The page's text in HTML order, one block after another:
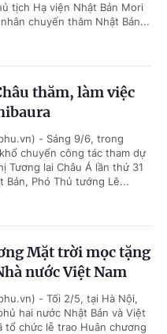
tịch Hạ viện Nhật Bản Mori
chuyến thăm Nhật Bản...
thăm, làm việc
- Sáng 9/6, trong
chuyến công tác tham dự
Tương lai Châu Á lần thứ 31
Bản, Phó Thủ tướng Lê...
Mặt trời mọc tặng
nước Việt Nam
- Tối 2/5, tại Hà Nội,
hai nước Nhật Bản và Việt
tổ chức lễ trao Huân chương